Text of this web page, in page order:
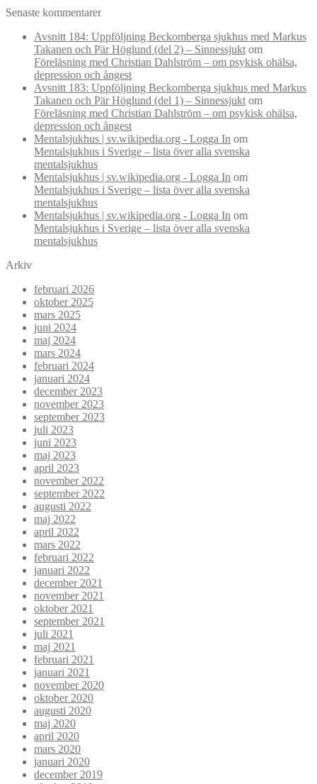
Senaste kommentarer
Avsnitt 184: Uppföljning Beckomberga sjukhus med Markus
Takanen och Pär Höglund (del 2) – Sinnessjukt om
Föreläsning med Christian Dahlström – om psykisk ohälsa,
depression och ångest
Avsnitt 183: Uppföljning Beckomberga sjukhus med Markus
Takanen och Pär Höglund (del 1) – Sinnessjukt om
Föreläsning med Christian Dahlström – om psykisk ohälsa,
depression och ångest
Mentalsjukhus | sv.wikipedia.org - Logga In om
Mentalsjukhus i Sverige – lista över alla svenska
mentalsjukhus
Mentalsjukhus | sv.wikipedia.org - Logga In om
Mentalsjukhus i Sverige – lista över alla svenska
mentalsjukhus
Mentalsjukhus | sv.wikipedia.org - Logga In om
Mentalsjukhus i Sverige – lista över alla svenska
mentalsjukhus
Arkiv
februari 2026
oktober 2025
mars 2025
juni 2024
maj 2024
mars 2024
februari 2024
januari 2024
december 2023
november 2023
september 2023
juli 2023
juni 2023
maj 2023
april 2023
november 2022
september 2022
augusti 2022
maj 2022
april 2022
mars 2022
februari 2022
januari 2022
december 2021
november 2021
oktober 2021
september 2021
juli 2021
maj 2021
februari 2021
januari 2021
november 2020
oktober 2020
augusti 2020
maj 2020
april 2020
mars 2020
januari 2020
december 2019